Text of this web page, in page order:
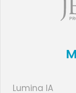
Lumina IA